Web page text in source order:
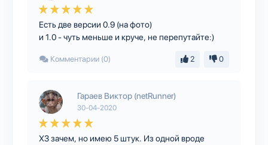
Есть две версии 0.9 (на фото)
и 1.0 - чуть меньше и круче, не перепутайте:)
Комментарии (0) 2 0
Гараев Виктор (netRunner)
30-04-2020
ХЗ зачем, но имею 5 штук. Из одной вроде